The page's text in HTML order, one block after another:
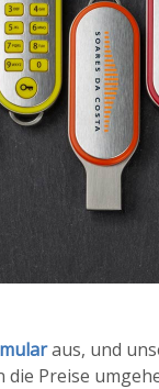
aus, und
Preise